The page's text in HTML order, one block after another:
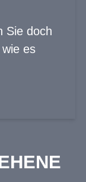
Sie doch
es